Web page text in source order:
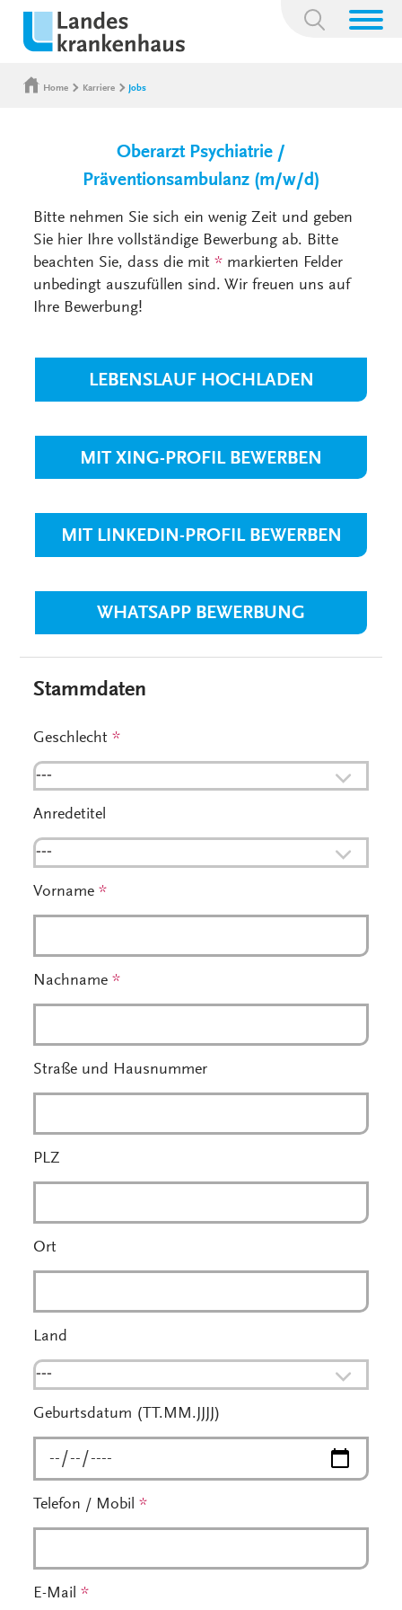
Suchbegriff:
Home Karriere Jobs
Oberarzt Psychiatrie /
Präventionsambulanz (m/w/d)
Bitte nehmen Sie sich ein wenig Zeit und geben
Sie hier Ihre vollständige Bewerbung ab. Bitte
beachten Sie, dass die mit* markierten Felder
unbedingt auszufüllen sind. Wir freuen uns auf
Ihre Bewerbung!
LEBENSLAUF HOCHLADEN
MIT XING-PROFIL BEWERBEN
MIT LINKEDIN-PROFIL BEWERBEN
WHATSAPP BEWERBUNG
Stammdaten
Geschlecht*
---
Anredetitel
---
Vorname*
Nachname*
Straße und Hausnummer
PLZ
Ort
Land
---
Geburtsdatum (TT.MM.JJJJ)
Telefon / Mobil*
E-Mail*